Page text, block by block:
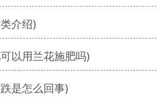
介绍)
以用兰花施肥吗)
是怎么回事)